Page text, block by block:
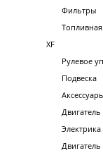
Фильтры
Топливная
XF
Рулевое
Подвеска
Электрика